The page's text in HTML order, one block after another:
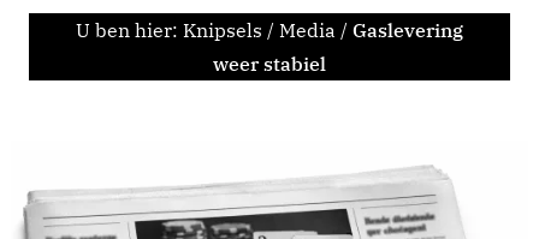
U ben hier: Knipsels / Media / Gaslevering
weer stabiel